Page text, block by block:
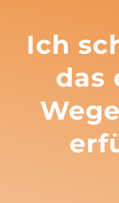
Ich
das